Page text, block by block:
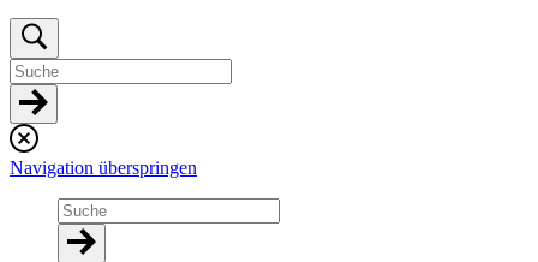
Navigation überspringen